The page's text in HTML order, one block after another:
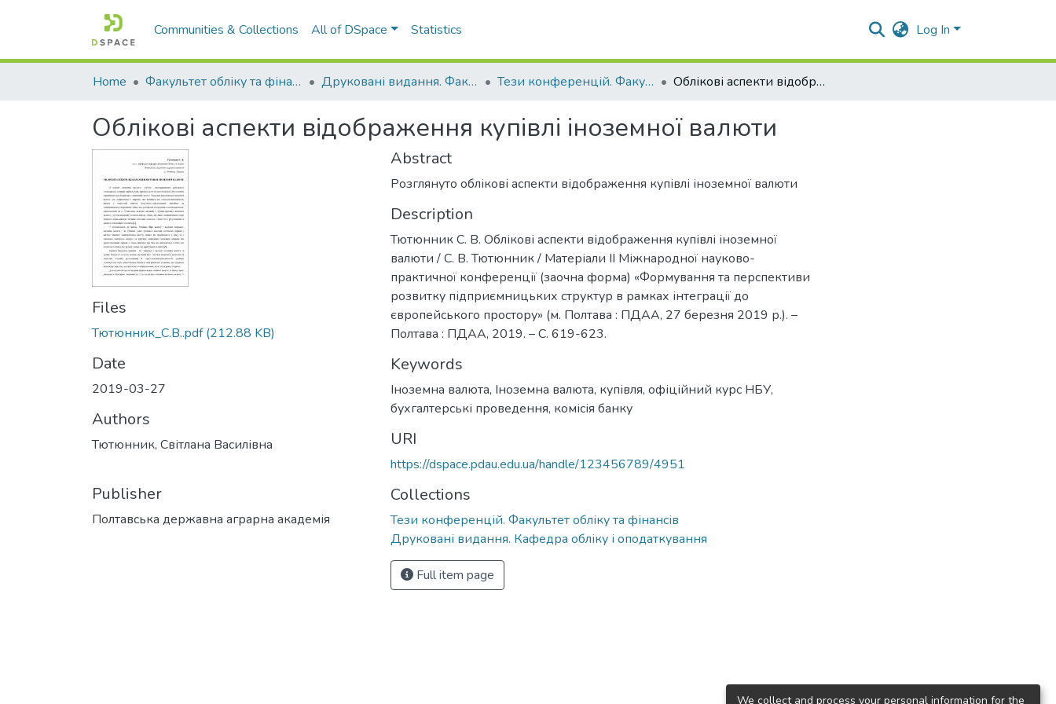
Communities & Collections All of DSpace Statistics Log In
Home Факультет обліку та фінансів Друковані видання. Факультет обліку та фінансів Тези конференцій. Факультет обліку та фінансів Облікові аспекти відображення купівлі іноземної валюти
Облікові аспекти відображення купівлі іноземної валюти
Files
Тютюнник_С.В..pdf(212.88 KB)
Date
2019-03-27
Authors
Тютюнник, Світлана Василівна
Publisher
Полтавська державна аграрна академія
Abstract
Розглянуто облікові аспекти відображення купівлі іноземної валюти
Description
Тютюнник С. В. Облікові аспекти відображення купівлі іноземної
валюти / С. В. Тютюнник / Матеріали ІІ Міжнародної науково-
практичної конференції (заочна форма) «Формування та перспективи
розвитку підприємницьких структур в рамках інтеграції до
європейського простору» (м. Полтава : ПДАА, 27 березня 2019 р.). –
Полтава : ПДАА, 2019. – С. 619-623.
Keywords
Іноземна валюта, Іноземна валюта, купівля, офіційний курс НБУ,
бухгалтерські проведення, комісія банку
URI
https://dspace.pdau.edu.ua/handle/123456789/4951
Collections
Тези конференцій. Факультет обліку та фінансів
Друковані видання. Кафедра обліку і оподаткування
Full item page
We collect and process your personal information for the